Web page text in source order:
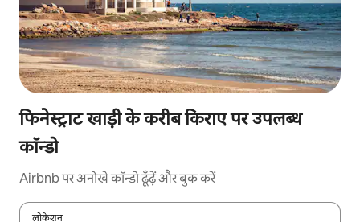
फिनेस्ट्राट खाड़ी के करीब किराए पर उपलब्ध
कॉन्डो
Airbnb पर अनोखे कॉन्डो ढूँढ़ें और बुक करें
लोकेशन